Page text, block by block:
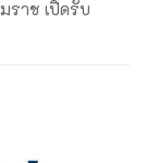
าช เปิดรับ